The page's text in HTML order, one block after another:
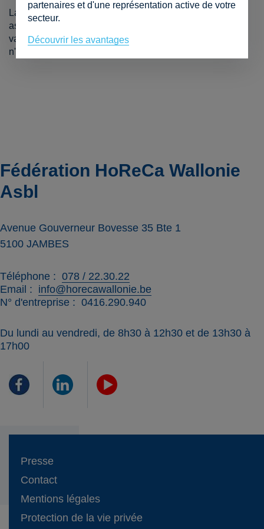
La représentativité de chaque association provinciale est
assurée de manière juste. Une décision ne peut être
valablement prise si l'une des associations provinciales
n'est pas représentée à l'OA.
Fédération HoReCa Wallonie
Asbl
Avenue Gouverneur Bovesse 35 Bte 1
5100 JAMBES
Téléphone
078 / 22.30.22
Email
info@horecawallonie.be
N° d'entreprise
0416.290.940
Du lundi au vendredi, de 8h30 à 12h30 et de 13h30 à
17h00
Presse
Contact
Mentions légales
Protection de la vie privée
partenaires et d'une représentation active de votre
secteur.
Découvrir les avantages